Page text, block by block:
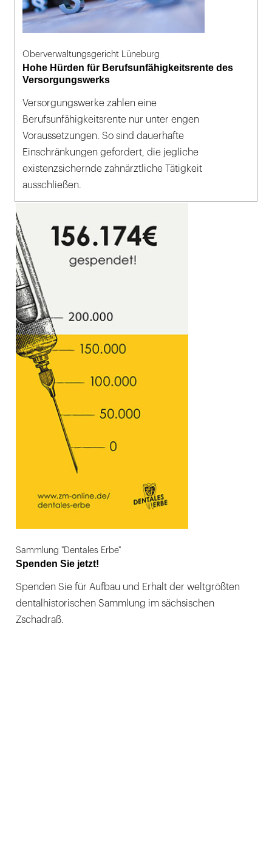
Oberverwaltungsgericht Lüneburg
Hohe Hürden für Berufsunfähigkeitsrente des
Versorgungswerks
Versorgungswerke zahlen eine
Berufsunfähigkeitsrente nur unter engen
Voraussetzungen. So sind dauerhafte
Einschränkungen gefordert, die jegliche
existenzsichernde zahnärztliche Tätigkeit
ausschließen.
Sammlung "Dentales Erbe"
Spenden Sie jetzt!
Spenden Sie für Aufbau und Erhalt der weltgrößten
dentalhistorischen Sammlung im sächsischen
Zschadraß.